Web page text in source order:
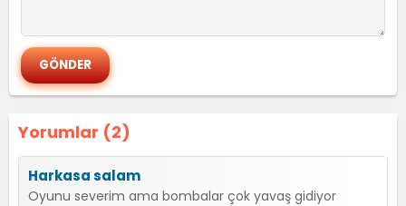
Yorumlar (2)
Harkasa salam
Oyunu severim ama bombalar çok yavaş gidiyor